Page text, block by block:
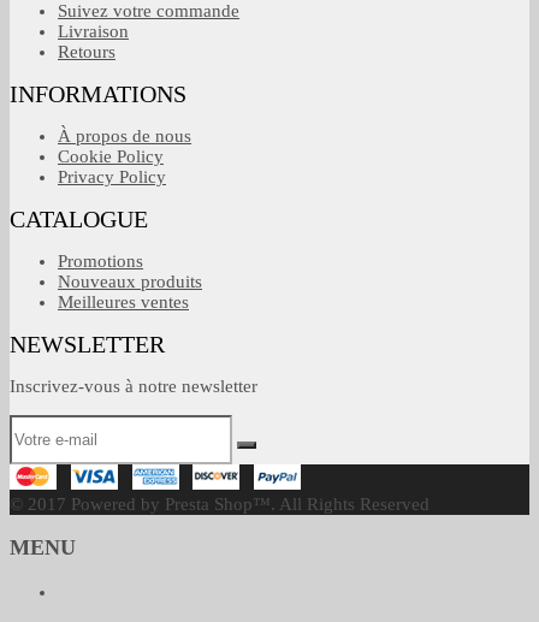
Suivez votre commande
Livraison
Retours
INFORMATIONS
À propos de nous
Cookie Policy
Privacy Policy
CATALOGUE
Promotions
Nouveaux produits
Meilleures ventes
NEWSLETTER
Inscrivez-vous à notre newsletter
© 2017 Powered by Presta Shop™. All Rights Reserved
MENU